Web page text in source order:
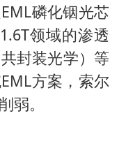
磷化铟光芯
领域的渗透
封装光学）等
方案，索尔
弱。